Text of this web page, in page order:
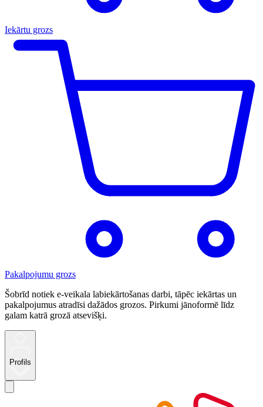
Iekārtu grozs
Pakalpojumu grozs
Šobrīd notiek e-veikala labiekārtošanas darbi, tāpēc iekārtas un
pakalpojumus atradīsi dažādos grozos. Pirkumi jānoformē līdz
galam katrā grozā atsevišķi.
Profils